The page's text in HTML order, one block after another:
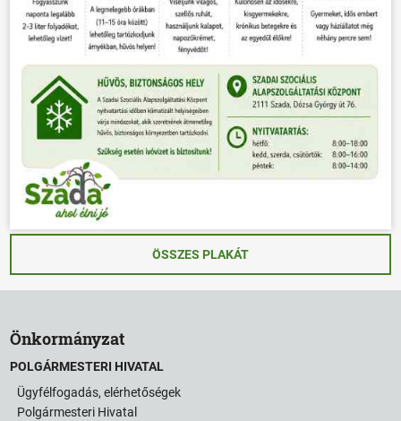
ÖSSZES PLAKÁT
Önkormányzat
POLGÁRMESTERI HIVATAL
Ügyfélfogadás, elérhetőségek
Polgármesteri Hivatal